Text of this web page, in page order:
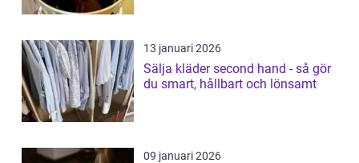
13 januari 2026
Sälja kläder second hand - så gör
du smart, hållbart och lönsamt
09 januari 2026